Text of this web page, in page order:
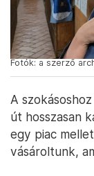
Fotók: a szerző
A
út hosszasan
egy piac
vásároltunk,